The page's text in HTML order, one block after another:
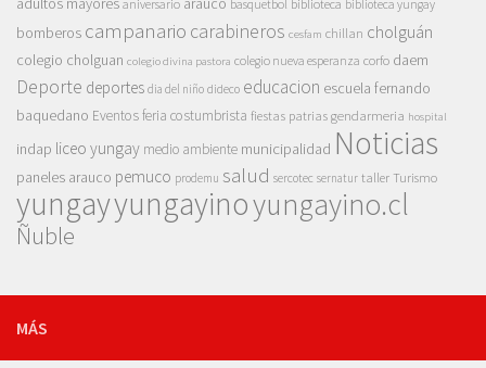
aniversario arauco basquetbol biblioteca biblioteca yungay
bomberos campanario carabineros cesfam chillan cholguán
colegio cholguan colegio divina pastora colegio nueva esperanza corfo daem
Deporte deportes dia del niño dideco educacion escuela fernando
baquedano Eventosferia costumbrista fiestas patrias gendarmeria hospital
indap liceo yungay medio ambiente municipalidad Noticias
paneles arauco pemuco prodemu salud sercotec sernatur taller Turismo
yungayyungayinoyungayino.cl
Ñuble
MÁS